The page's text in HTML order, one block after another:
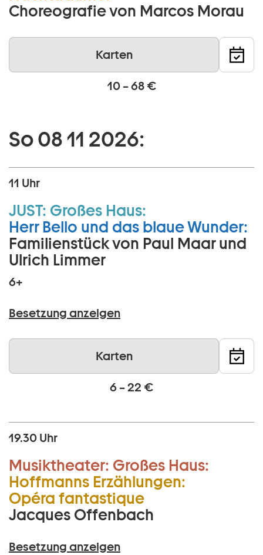
Choreografie von Marcos Morau
Karten
10 – 68 €
So 08 11 2026:
11 Uhr
JUST: Großes Haus:
Herr Bello und das blaue Wunder:
Familienstück von Paul Maar und
Ulrich Limmer
6+
Besetzung anzeigen
Karten
6 – 22 €
19.30 Uhr
Musiktheater: Großes Haus:
Hoffmanns Erzählungen:
Opéra fantastique
Jacques Offenbach
Besetzung anzeigen